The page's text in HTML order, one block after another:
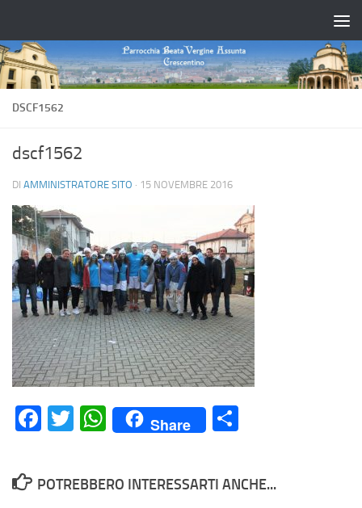
DSCF1562
dscf1562
DI AMMINISTRATORE SITO · 15 NOVEMBRE 2016
Facebook
Twitter
WhatsApp
Share
POTREBBERO INTERESSARTI ANCHE...